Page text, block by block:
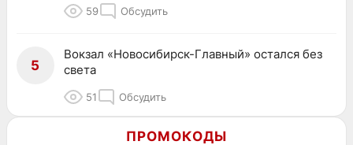
59 Обсудить
5
Вокзал «Новосибирск-Главный» остался без
света
51 Обсудить
ПРОМОКОДЫ